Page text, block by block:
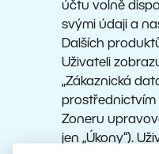
účtu volně
svými údaji a
Dalších
Uživateli
„Zákaznická
Zoneru
jen „Úkony“).